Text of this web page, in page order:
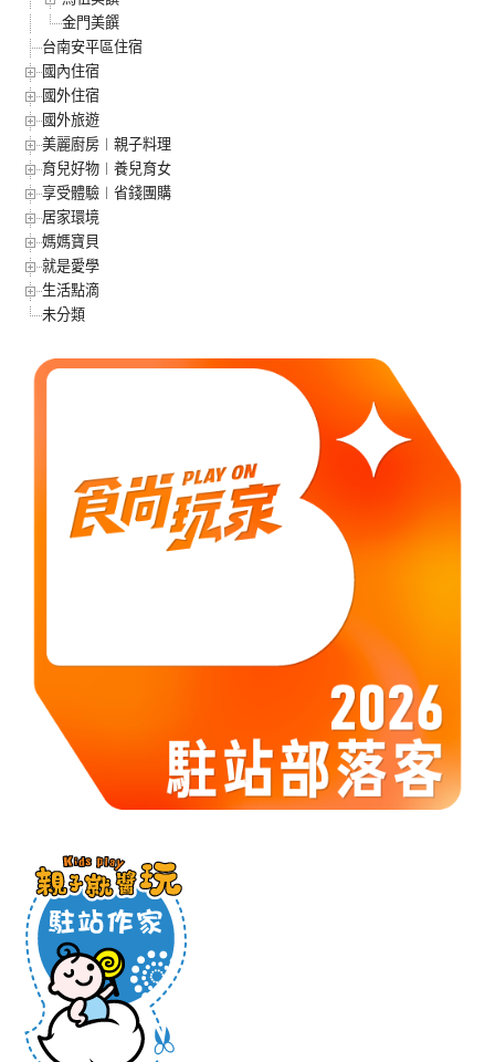
金門美饌
台南安平區住宿
國內住宿
國外住宿
國外旅遊
美麗廚房︱親子料理
育兒好物︱養兒育女
享受體驗︱省錢團購
居家環境
媽媽寶貝
就是愛學
生活點滴
未分類